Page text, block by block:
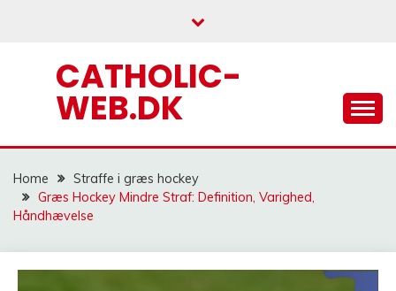
CATHOLIC-
WEB.DK
Home
Straffe i græs hockey
Græs Hockey Mindre Straf: Definition, Varighed,
Håndhævelse